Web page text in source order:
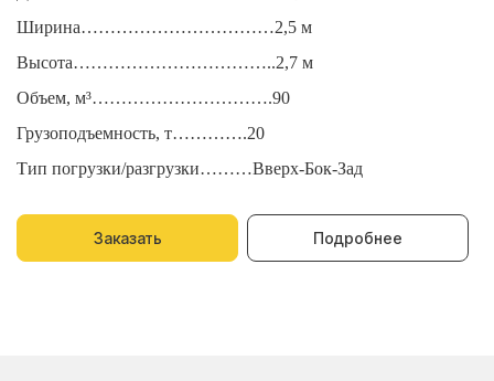
Ширина……………………………2,5 м
Высота……………………………..2,7 м
Объем, м³………………………….90
Грузоподъемность, т………….20
Тип погрузки/разгрузки………Вверх-Бок-Зад
Заказать Подробнее